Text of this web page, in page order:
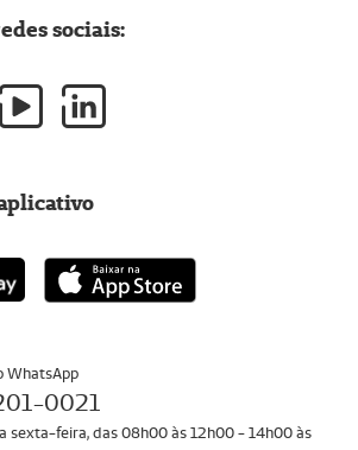
WhatsApp
0021
sexta-feira, das 08h00 às 12h00 - 14h00 às
sociais: